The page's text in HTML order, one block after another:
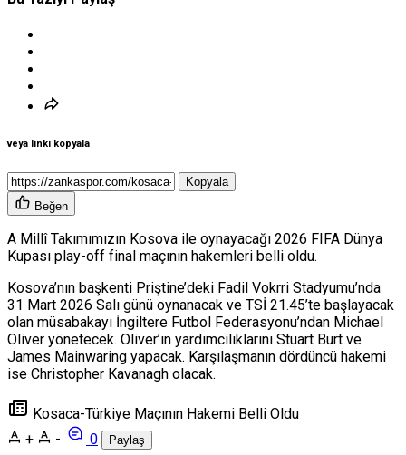
veya linki kopyala
Kopyala
Beğen
A Millî Takımımızın Kosova ile oynayacağı 2026 FIFA Dünya
Kupası play-off final maçının hakemleri belli oldu.
Kosova’nın başkenti Priştine’deki Fadil Vokrri Stadyumu’nda
31 Mart 2026 Salı günü oynanacak ve TSİ 21.45’te başlayacak
olan müsabakayı İngiltere Futbol Federasyonu’ndan Michael
Oliver yönetecek. Oliver’ın yardımcılıklarını Stuart Burt ve
James Mainwaring yapacak. Karşılaşmanın dördüncü hakemi
ise Christopher Kavanagh olacak.
Kosaca-Türkiye Maçının Hakemi Belli Oldu
+
- 0 Paylaş